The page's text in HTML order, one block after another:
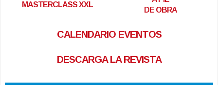
MASTERCLASS XXL
DE OBRA
CALENDARIO EVENTOS
DESCARGA LA REVISTA